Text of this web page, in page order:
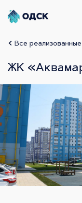
Все
ЖК